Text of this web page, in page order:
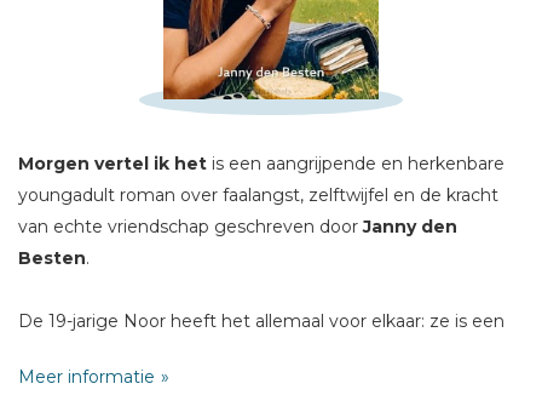
Morgen vertel ik het is een aangrijpende en herkenbare
youngadult roman over faalangst, zelftwijfel en de kracht
van echte vriendschap geschreven doorJanny den
Besten.
De 19-jarige Noor heeft het allemaal voor elkaar: ze is een
op het punt om te gaan studeren. Haar toekomst is
Meer informatie
Titel *
Bericht *